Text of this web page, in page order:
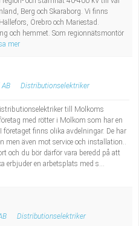
Berg och Skaraborg. Vi finns
Örebro och Mariestad.
och hemmet. Som regionnätsmontör
mer
AB Distributionselektriker
till Molkoms
med rötter i Molkom som har en
finns olika avdelningar. De har
men även mot service och installation..
och du bör därför vara beredd på att
erbjuder en arbetsplats med s...
Distributionselektriker